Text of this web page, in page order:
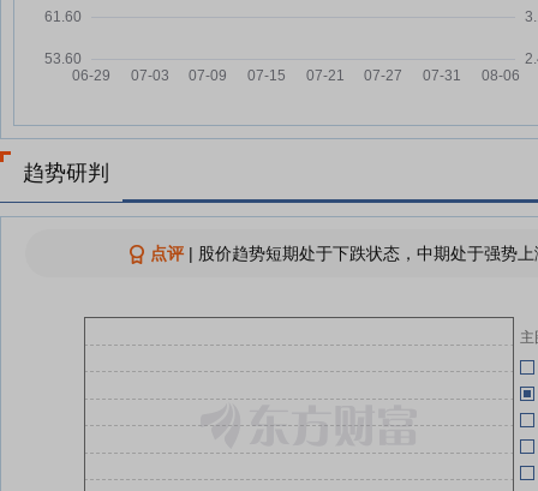
000059，副总经理被立案调查并
07-29
华锦股份：公司副总经理闫增辉被
留置调查
07-29
华锦股份副总经理闫增辉被立案调
华锦股份副总经理闫增辉被立案调
查并实施留置
查看更多
趋势研判
点评| 股价趋势短期处于下跌状态，中期处于强势
主